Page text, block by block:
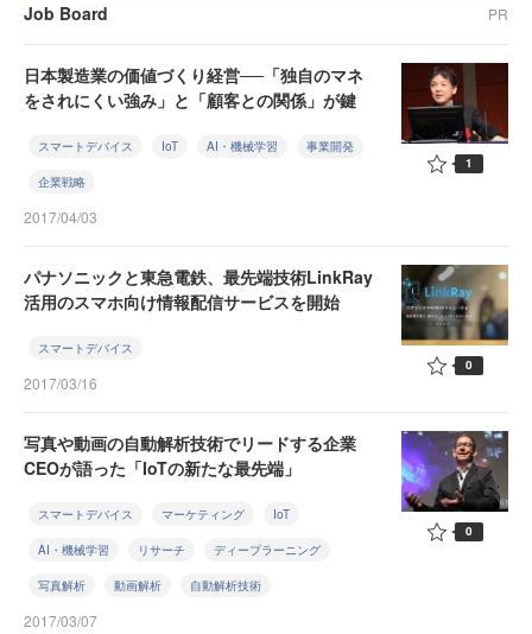
Job Board PR
日本製造業の価値づくり経営──「独自のマネ
をされにくい強み」と「顧客との関係」が鍵
スマートデバイス IoT AI・機械学習 事業開発
企業戦略
2017/04/03
1
パナソニックと東急電鉄、最先端技術LinkRay
活用のスマホ向け情報配信サービスを開始
スマートデバイス
2017/03/16
0
写真や動画の自動解析技術でリードする企業
CEOが語った「IoTの新たな最先端」
スマートデバイス マーケティング IoT
AI・機械学習 リサーチ ディープラーニング
写真解析 動画解析 自動解析技術
2017/03/07
0